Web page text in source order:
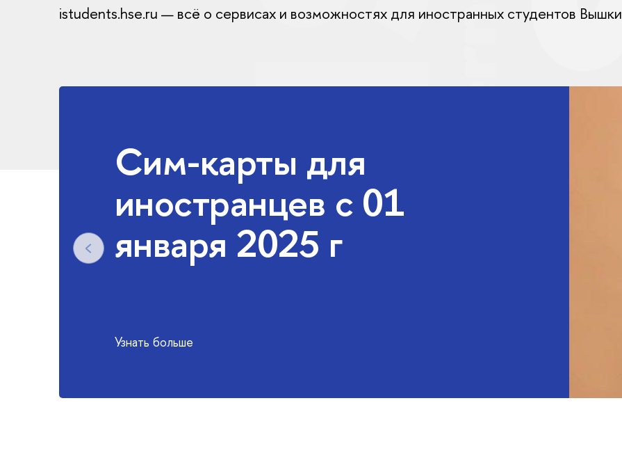
istudents.hse.ru — всё о сервисах и возможностях для иностранных студентов Вышки
Сим-карты для
иностранцев с 01
января 2025 г
Узнать больше